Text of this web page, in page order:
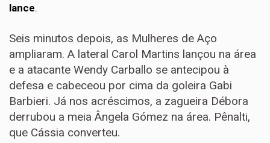
lance.
Seis minutos depois, as Mulheres de Aço
ampliaram. A lateral Carol Martins lançou na área
e a atacante Wendy Carballo se antecipou à
defesa e cabeceou por cima da goleira Gabi
Barbieri. Já nos acréscimos, a zagueira Débora
derrubou a meia Ângela Gómez na área. Pênalti,
que Cássia converteu.